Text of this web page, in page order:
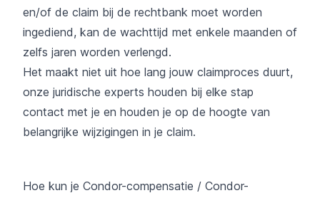
en/of de claim bij de rechtbank moet worden
ingediend, kan de wachttijd met enkele maanden of
zelfs jaren worden verlengd.
Het maakt niet uit hoe lang jouw claimproces duurt,
onze juridische experts houden bij elke stap
contact met je en houden je op de hoogte van
belangrijke wijzigingen in je claim.
Hoe kun je Condor-compensatie / Condor-